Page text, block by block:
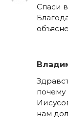
Спаси
почему
нам